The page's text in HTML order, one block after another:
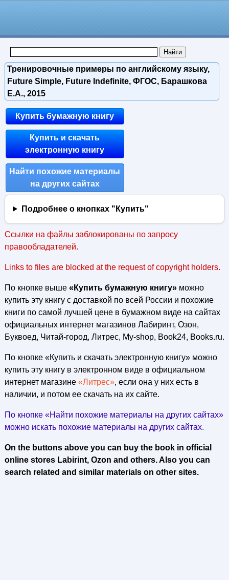
Тренировочные примеры по английскому языку,
Future Simple, Future Indefinite, ФГОС, Барашкова
Е.А., 2015
Купить бумажную книгу
Купить и скачать
электронную книгу
Найти похожие материалы
на других сайтах
Подробнее о кнопках "Купить"
Ссылки на файлы заблокированы по запросу
правообладателей.
Links to files are blocked at the request of copyright holders.
По кнопке выше «Купить бумажную книгу»можно
купить эту книгу с доставкой по всей России и похожие
книги по самой лучшей цене в бумажном виде на сайтах
официальных интернет магазинов Лабиринт, Озон,
Буквоед, Читай-город, Литрес, My-shop, Book24, Books.ru.
По кнопке «Купить и скачать электронную книгу» можно
купить эту книгу в электронном виде в официальном
интернет магазине «Литрес», если она у них есть в
наличии, и потом ее скачать на их сайте.
По кнопке «Найти похожие материалы на других сайтах»
можно искать похожие материалы на других сайтах.
On the buttons above you can buy the book in official
online stores Labirint, Ozon and others. Also you can
search related and similar materials on other sites.